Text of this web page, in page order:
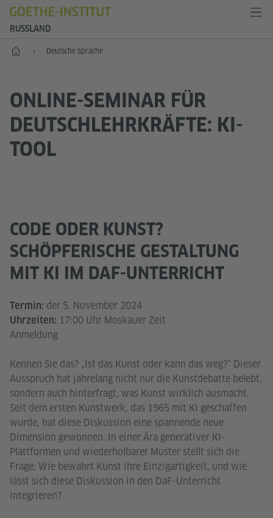
RUSSLAND
Start Deutsche Sprache
ONLINE-SEMINAR FÜR
DEUTSCHLEHRKRÄFTE: KI-
TOOL
CODE ODER KUNST?
SCHÖPFERISCHE GESTALTUNG
MIT KI IM DAF-UNTERRICHT
Termin: der 5. November 2024
Uhrzeiten: 17:00 Uhr Moskauer Zeit
Anmeldung
Kennen Sie das? „Ist das Kunst oder kann das weg?“ Dieser
Ausspruch hat jahrelang nicht nur die Kunstdebatte belebt,
sondern auch hinterfragt, was Kunst wirklich ausmacht.
Seit dem ersten Kunstwerk, das 1965 mit KI geschaffen
wurde, hat diese Diskussion eine spannende neue
Dimension gewonnen. In einer Ära generativer KI-
Plattformen und wiederholbarer Muster stellt sich die
Frage: Wie bewahrt Kunst ihre Einzigartigkeit, und wie
lässt sich diese Diskussion in den DaF-Unterricht
integrieren?